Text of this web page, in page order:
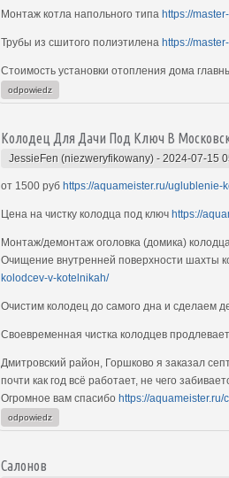
Монтаж котла напольного типа https://
Трубы из сшитого полиэтилена https://
Стоимость установки отопления дома
odpowiedz
Колодец Для Дачи Под Ключ В
JessieFen (niezweryfikowany) - 2024-07-15
от 1500 руб https://aquameister.ru/uglublenie-
Цена на чистку колодца под ключ https://
Монтаж/демонтаж оголовка (домика)
Очищение внутренней поверхности шахты
kolodcev-v-kotelnikah/
Очистим колодец до самого дна и сделаем
Своевременная чистка колодцев
Дмитровский район, Горшково я заказал
почти как год всё работает, не чего
Огромное вам спасибо https://
odpowiedz
Салонов